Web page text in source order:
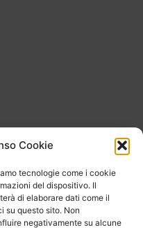
Cookie
tecnologie come i cookie
del dispositivo. Il
di elaborare dati come il
su questo sito. Non
negativamente su alcune